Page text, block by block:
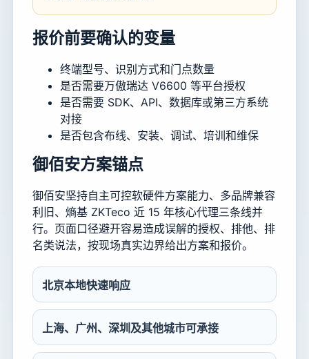
报价前要确认的变量
终端型号、识别方式和门点数量
是否需要万傲瑞达 V6600 等平台授权
是否需要 SDK、API、数据库或第三方系统
对接
是否包含布线、安装、调试、培训和维保
御佰安方案锚点
御佰安坚持自主可控软硬件方案能力、多品牌兼容
利旧、熵基 ZKTeco 近 15 年核心代理三条线并
行。页面口径避开容易造成误解的授权、排他、排
名类说法，按现场真实边界给出方案和报价。
北京本地快速响应
上海、广州、深圳及其他城市可承接